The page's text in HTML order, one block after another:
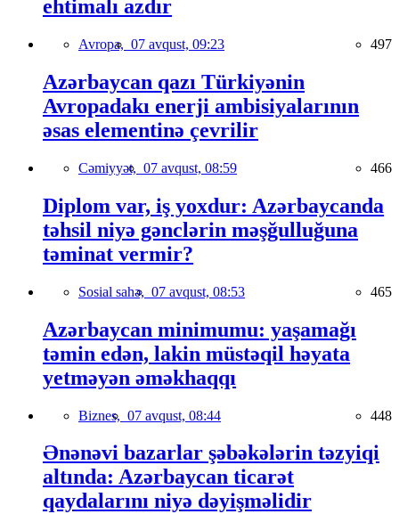
ehtimalı azdır
Avropa, 07 avqust, 09:23 497
Azərbaycan qazı Türkiyənin
Avropadakı enerji ambisiyalarının
əsas elementinə çevrilir
Cəmiyyət, 07 avqust, 08:59 466
Diplom var, iş yoxdur: Azərbaycanda
təhsil niyə gənclərin məşğulluğuna
təminat vermir?
Sosial sahə, 07 avqust, 08:53 465
Azərbaycan minimumu: yaşamağı
təmin edən, lakin müstəqil həyata
yetməyən əməkhaqqı
Biznes, 07 avqust, 08:44 448
Ənənəvi bazarlar şəbəkələrin təzyiqi
altında: Azərbaycan ticarət
qaydalarını niyə dəyişməlidir